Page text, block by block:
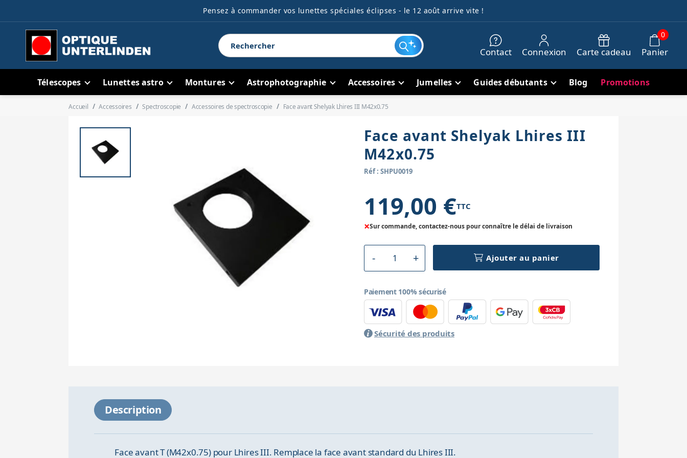
Pensez à commander vos lunettes spéciales éclipses - le 12 août arrive vite !
Contact Connexion Carte cadeau Panier
0
Télescopes Lunettes astro Montures Astrophotographie Accessoires Jumelles Guides débutants Blog Promotions
Accueil Accessoires Spectroscopie Accessoires de spectroscopie Face avant Shelyak Lhires III M42x0.75
Face avant Shelyak Lhires III
M42x0.75
Réf : SHPU0019
119,00 €TTC
×Sur commande, contactez-nous pour connaître le délai de livraison
Ajouter au panier
Paiement 100% sécurisé
Sécurité des produits
Description
Face avant T (M42x0.75) pour Lhires III. Remplace la face avant standard du Lhires III.